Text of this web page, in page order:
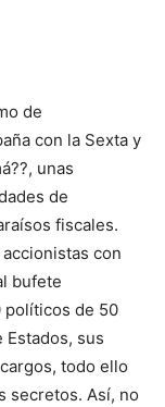
de
con la Sexta y
unas
de
fiscales.
con
bufete
políticos de 50
Estados, sus
todo ello
secretos. Así, no